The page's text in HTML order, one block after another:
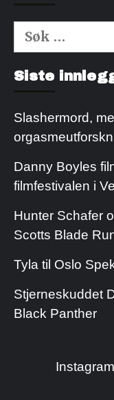
Søk
etter:
Siste
Slashermord,
Danny Boyles
filmfestivalen i
Hunter Schafer
Scotts Blade
Tyla til Oslo
Stjerneskuddet
Black Panther
Instagram